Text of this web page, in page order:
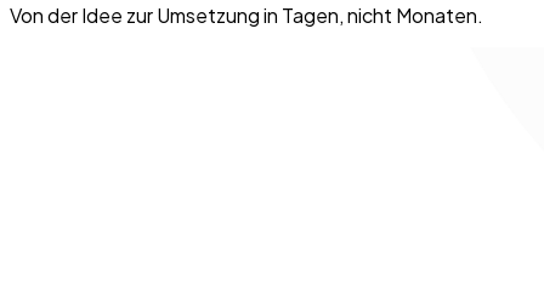
Von der Idee zur Umsetzung in Tagen, nicht Monaten.